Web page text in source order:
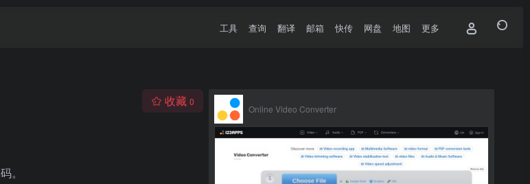
工具 查询 翻译 邮箱 快传 网盘 地图 更多
收藏 0
。
Online Video Converter